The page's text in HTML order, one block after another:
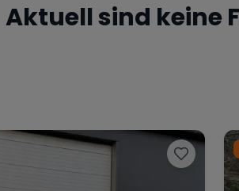
Aktuell sind keine